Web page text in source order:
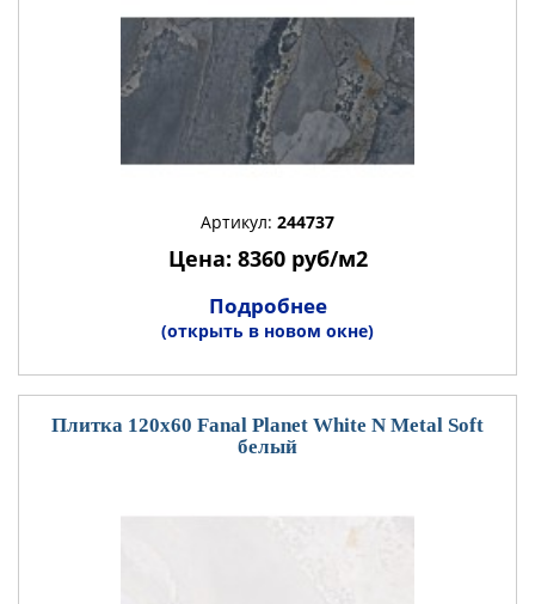
Артикул: 244737
Цена: 8360 руб/м2
Подробнее
(открыть в новом окне)
Плитка 120x60 Fanal Planet White N Metal Soft
белый